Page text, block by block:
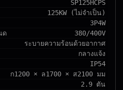
SP125HCPS
125KW (ไม่จำเป็น)
3P4W
ด 380/400V
ระบายความร้อนด้วยอากาศ
กลางแจ้ง
IP54
ก1200 × ล1700 × ส2100 มม
2.9 ตัน